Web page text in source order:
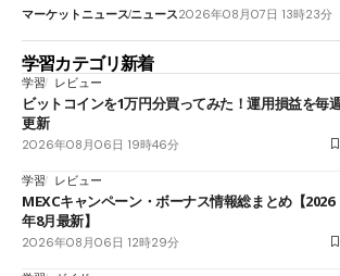
マーケットニュースニュース2026年08月07日 13時23分
学習カテゴリ新着
学習 レビュー
ビットコインを1万円分買ってみた！運用損益を毎
更新
2026年08月06日 19時46分
学習 レビュー
MEXCキャンペーン・ボーナス情報総まとめ【2026
年8月最新】
2026年08月06日 12時29分